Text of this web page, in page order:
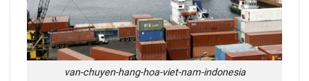
van-chuyen-hang-hoa-viet-nam-indonesia